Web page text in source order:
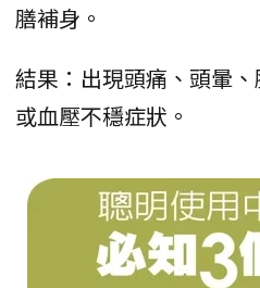
膳補身。
結果：出現頭痛、頭暈
或血壓不穩症狀。